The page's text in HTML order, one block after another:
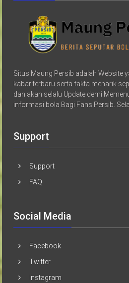
Situs Maung Persib adalah Website
kabar terbaru serta fakta menarik
dan akan selalu Update demi
informasi bola Bagi Fans Persib.
Support
Support
FAQ
Social Media
Facebook
Twitter
Instagram